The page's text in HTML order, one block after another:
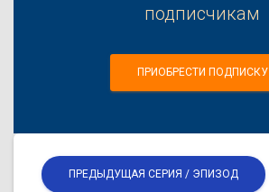
подписчикам
ПРИОБРЕСТИ ПОДПИСКУ
ПРЕДЫДУЩАЯ СЕРИЯ / ЭПИЗОД